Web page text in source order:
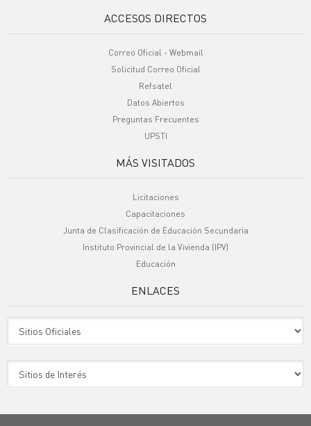
ACCESOS DIRECTOS
Correo Oficial - Webmail
Solicitud Correo Oficial
Refsatel
Datos Abiertos
Preguntas Frecuentes
UPSTI
MÁS VISITADOS
Licitaciones
Capacitaciones
Junta de Clasificación de Educación Secundaria
Instituto Provincial de la Vivienda (IPV)
Educación
ENLACES